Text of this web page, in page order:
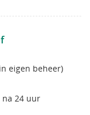
eigen beheer)
na 24 uur